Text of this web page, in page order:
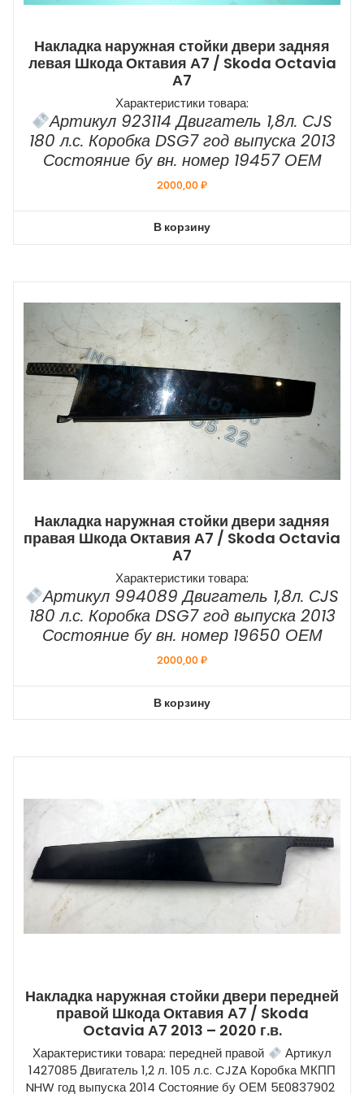
Накладка наружная стойки двери задняя
левая Шкода Октавия А7 / Skoda Octavia
А7
Характеристики товара:
Артикул 923114 Двигатель 1,8л. СJS
180 л.с. Коробка DSG7 год выпуска 2013
Состояние бу вн. номер 19457 ОЕМ
2000,00₽
В корзину
Накладка наружная стойки двери задняя
правая Шкода Октавия А7 / Skoda Octavia
А7
Характеристики товара:
Артикул 994089 Двигатель 1,8л. СJS
180 л.с. Коробка DSG7 год выпуска 2013
Состояние бу вн. номер 19650 ОЕМ
2000,00₽
В корзину
Накладка наружная стойки двери передней
правой Шкода Октавия А7 / Skoda
Octavia А7 2013 – 2020 г.в.
Характеристики товара: передней правой
Артикул
1427085 Двигатель 1,2 л. 105 л.с. CJZA Коробка МКПП
NHW год выпуска 2014 Состояние бу ОЕМ 5E0837902